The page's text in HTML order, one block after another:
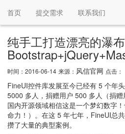
首页 提交需求 联系我们
纯手工打造漂亮的瀑
时间：2016-06-14 来源： 风信官网 点击：
FineUI控件库发展至今已经有 5 个年
5000 多人，捐赠用户 500 多人（捐
国内开源领域相信这是一个梦幻数字
命力！）。在这 5 年七年，FineUI总
攒了大量的典型案例。